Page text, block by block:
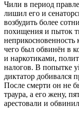
Чили в период
лишил его и
возбудить более
похищения и пыток
неприкосновенность
чего был обвинён в
и наркотиками,
налогов. В попытке
диктатор добивался
После смерти он не
траура, а его жену,
арестовали и